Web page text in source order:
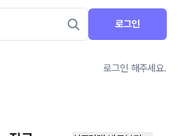
로그인
로그인 해주세요.